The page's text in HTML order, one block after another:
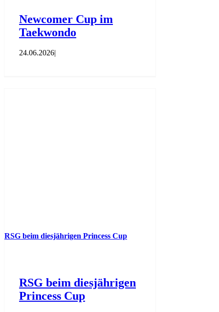
Newcomer Cup im
Taekwondo
24.06.2026|
RSG beim diesjährigen Princess Cup
RSG beim diesjährigen
Princess Cup